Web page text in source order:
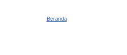
Beranda